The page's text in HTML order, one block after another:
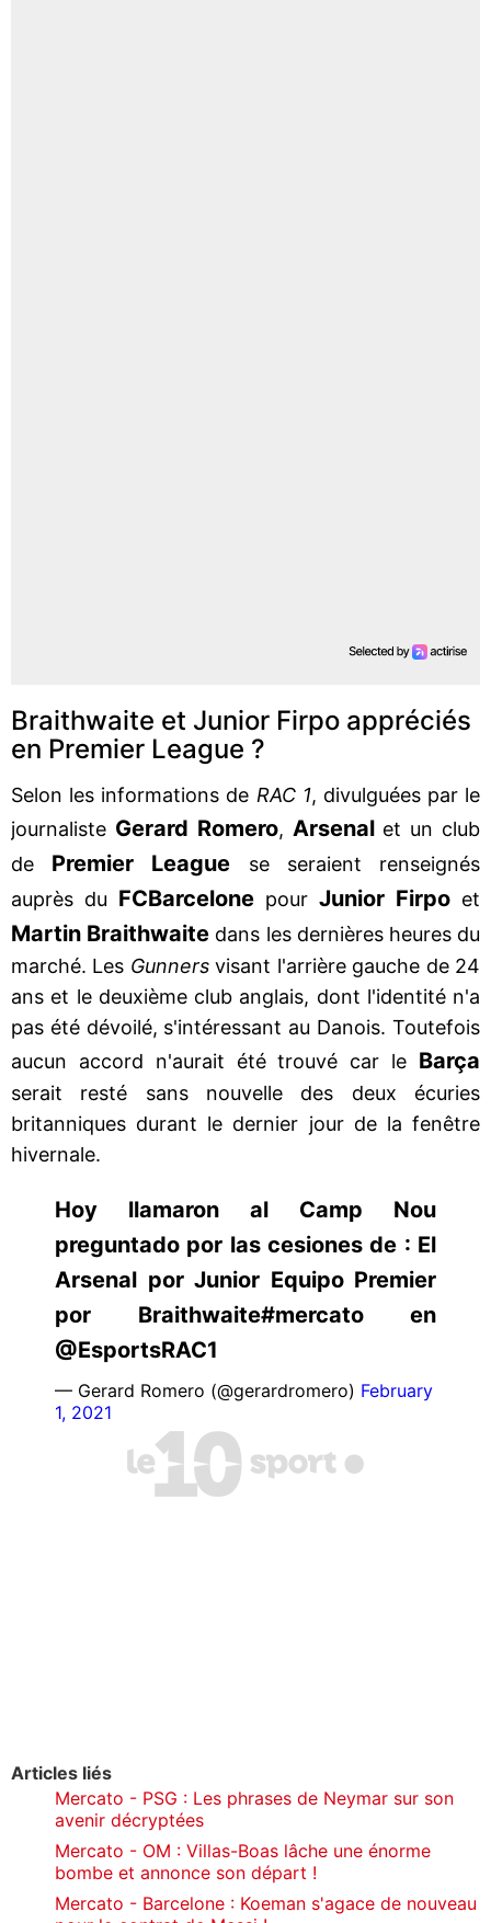
Braithwaite et Junior Firpo appréciés
en Premier League ?
Selon les informations de RAC 1, divulguées par le
journaliste Gerard Romero, Arsenalet un club
de Premier League se seraient renseignés
auprès du FCBarcelone pour Junior Firpo et
Martin Braithwaite dans les dernières heures du
marché. Les Gunnersvisant l'arrière gauche de 24
ans et le deuxième club anglais, dont l'identité n'a
pas été dévoilé, s'intéressant au Danois. Toutefois
aucun accord n'aurait été trouvé car le Barça
serait resté sans nouvelle des deux écuries
britanniques durant le dernier jour de la fenêtre
hivernale.
Hoy llamaron al Camp Nou
preguntado por las cesiones de : El
Arsenal por Junior Equipo Premier
por Braithwaite#mercato en
@EsportsRAC1
— Gerard Romero (@gerardromero) February
1, 2021
Articles liés
Mercato - PSG : Les phrases de Neymar sur son
avenir décryptées
Mercato - OM : Villas-Boas lâche une énorme
bombe et annonce son départ !
Mercato - Barcelone : Koeman s'agace de nouveau